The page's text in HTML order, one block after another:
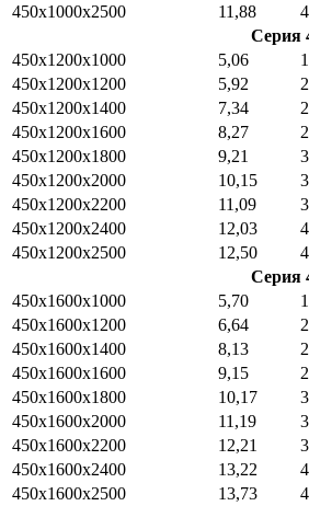
450x1000x2500
11,88
Серия
450x1200x1000
5,06
450x1200x1200
5,92
450x1200x1400
7,34
450x1200x1600
8,27
450x1200x1800
9,21
450x1200x2000
10,15
450x1200x2200
11,09
450x1200x2400
12,03
450x1200x2500
12,50
Серия
450x1600x1000
5,70
450x1600x1200
6,64
450x1600x1400
8,13
450x1600x1600
9,15
450x1600x1800
10,17
450x1600x2000
11,19
450x1600x2200
12,21
450x1600x2400
13,22
450x1600x2500
13,73